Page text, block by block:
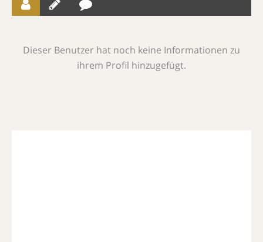
Dieser Benutzer hat noch keine Informationen zu
ihrem Profil hinzugefügt.